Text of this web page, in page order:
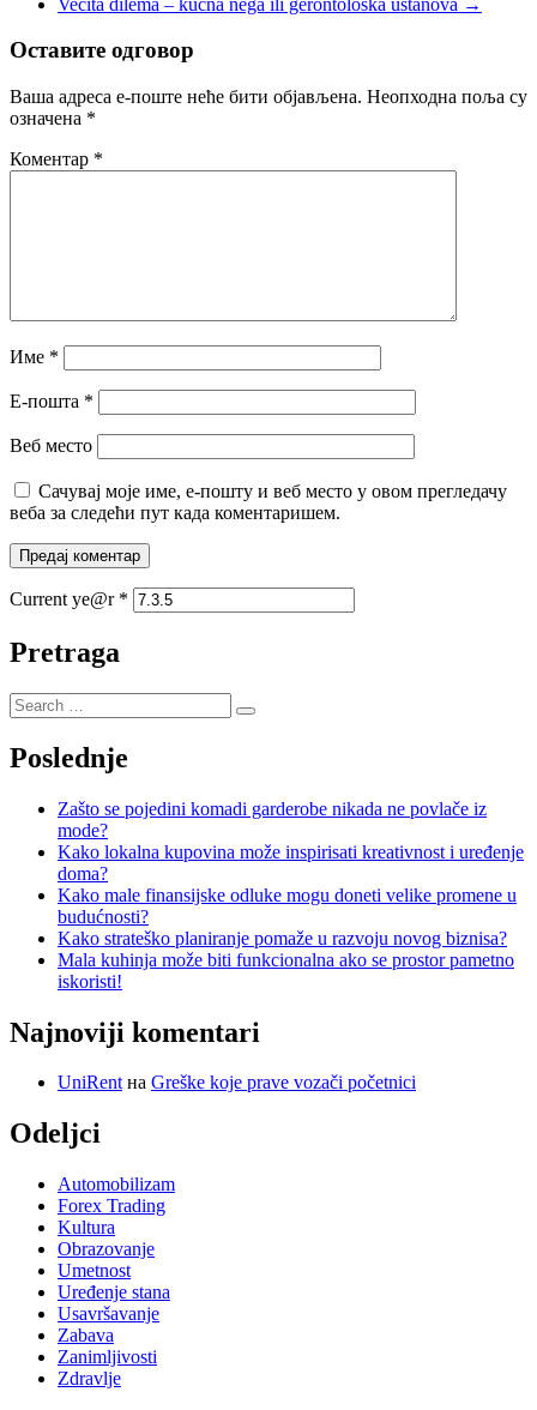
Оставите одговор
Ваша адреса е-поште неће бити објављена. Неопходна поља су
означена *
Коментар *
Име *
Е-пошта *
Веб место
Сачувај моје име, е-пошту и веб место у овом прегледачу
веба за следећи пут када коментаришем.
Current ye@r *
Pretraga
Poslednje
Zašto se pojedini komadi garderobe nikada ne povlače iz
mode?
Kako lokalna kupovina može inspirisati kreativnost i uređenje
doma?
Kako male finansijske odluke mogu doneti velike promene u
budućnosti?
Kako strateško planiranje pomaže u razvoju novog biznisa?
Mala kuhinja može biti funkcionalna ako se prostor pametno
iskoristi!
Najnoviji komentari
UniRentна Greške koje prave vozači početnici
Odeljci
Automobilizam
Forex Trading
Kultura
Obrazovanje
Umetnost
Uređenje stana
Usavršavanje
Zabava
Zanimljivosti
Zdravlje